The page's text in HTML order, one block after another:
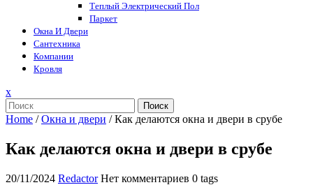
Теплый Электрический Пол
Паркет
Окна И Двери
Сантехника
Компании
Кровля
xЗакрыть
меню
Поиск
Home /Окна и двери /Как делаются окна и двери в срубе
Как делаются окна и двери в срубе
20/11/2024 Redactor Нет комментариев 0 tags